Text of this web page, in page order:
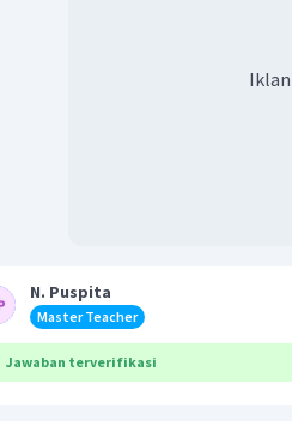
Iklan
N. Puspita
Master Teacher
Jawaban terverifikasi